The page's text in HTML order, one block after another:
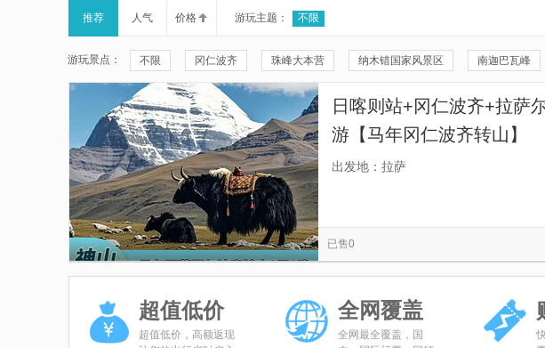
有
6
按
下
Tab
键
浏
览
信
息
推荐 人气 价格 游玩主题： 不限
游玩景点： 不限 冈仁波齐 珠峰大本营 纳木错国家风景区 南迦巴瓦峰
果果塘大拐弯-墨脱 羊卓雍措雅布观景台
然乌湖 梅龙达普洞穴遗址 萨普神山 日土岩画 卓玛拉山口
古格王国遗址 巴嘎镇 罗布拉康寺
阿里地区噶尔县顿久寺 革吉县象鲁康寺
达瓦错 古格风景名胜区 洞错
神山圣湖景区 别若则错 扎西曲林寺
日喀则站+冈仁波齐+拉萨
游【马年冈仁波齐转山】
出发地：拉萨
已售0
超值低价
超值低价，高额返现
全网覆盖
全网最全覆盖，国